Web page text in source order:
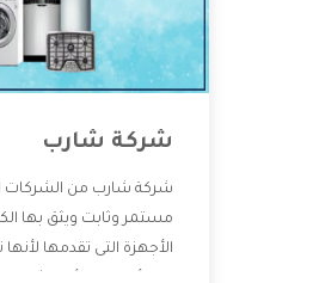
شركة شارب
شركة شارب من الشركات
مستمر وثابت ويثق بها
الأجهزة التى تقدمها